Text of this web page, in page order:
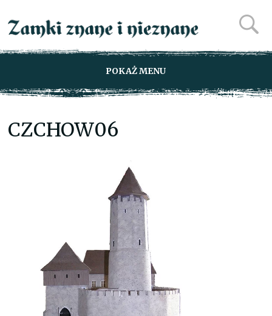
POKAŻ MENU
CZCHOW06